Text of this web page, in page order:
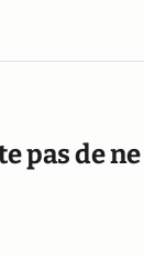
pas de